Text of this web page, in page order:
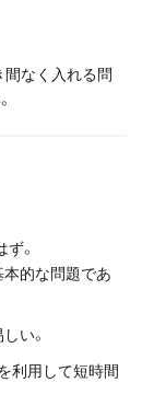
間なく入れる問
。
本的な問題であ
い。
利用して短時間